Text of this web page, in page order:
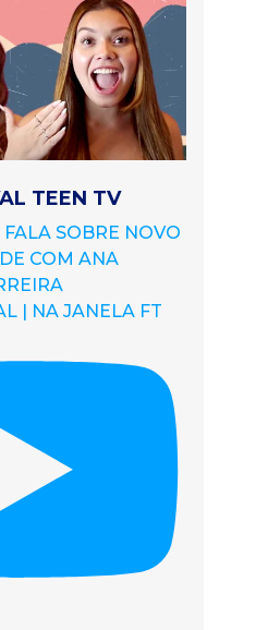
TEEN TV
SOBRE NOVO
COM ANA
| NA JANELA FT